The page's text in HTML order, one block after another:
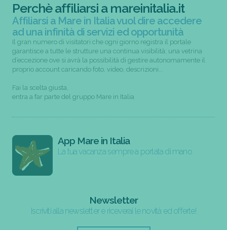
Perchè affiliarsi a mareinitalia.it
Affiliarsi a Mare in Italia vuol dire accedere
ad una infinità di servizi ed opportunità
Il gran numero di visitatori che ogni giorno registra il portale
garantisce a tutte le strutture una continua visibilità; una vetrina
d’eccezione ove si avrà la possibilità di gestire autonomamente il
proprio account caricando foto, video, descrizioni...
Fai la scelta giusta,
entra a far parte del gruppo Mare in Italia
App Mare in Italia
La tua vacanza sempre a portata di mano
Newsletter
Iscriviti alla newsletter e riceverai le novità ed offerte!